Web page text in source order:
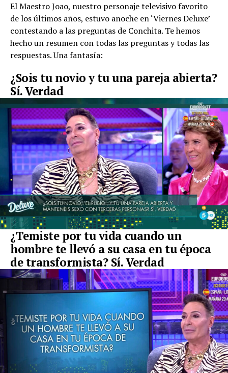
El Maestro Joao, nuestro personaje televisivo favorito
de los últimos años, estuvo anoche en ‘Viernes Deluxe’
contestando a las preguntas de Conchita. Te hemos
hecho un resumen con todas las preguntas y todas las
respuestas. Una fantasía:
¿Sois tu novio y tu una pareja abierta?
Sí. Verdad
¿Temiste por tu vida cuando un
hombre te llevó a su casa en tu época
de transformista? Sí. Verdad